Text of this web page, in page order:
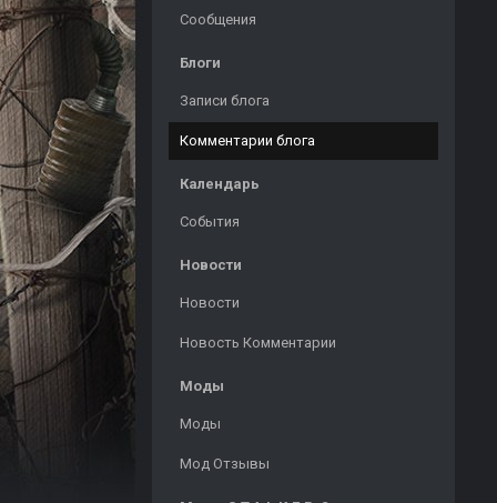
Сообщения
Блоги
Записи блога
Комментарии блога
Календарь
События
Новости
Новости
Новость Комментарии
Моды
Моды
Мод Отзывы